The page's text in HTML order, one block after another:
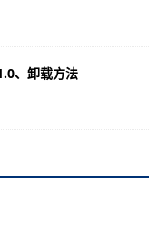
、卸载方法